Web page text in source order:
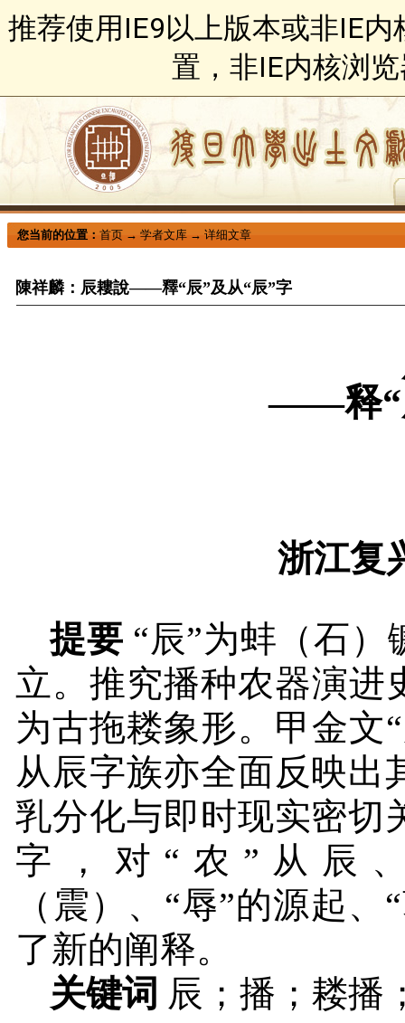
推荐使用IE9以上版本或非IE
置，非IE内核浏
您当前的位置：首页 →学者文库 →详细文章
陳祥麟：辰耬說——釋“辰”及从“辰”字
——释“
浙江复
提要 “辰”为蚌（石
立。推究播种农器演进
为古拖耧象形。甲金文
从辰字族亦全面反映出
乳分化与即时现实密切
字，对“农”从辰
（震）、“辱”的源起
了新的阐释。
关键词 辰；播；耧播